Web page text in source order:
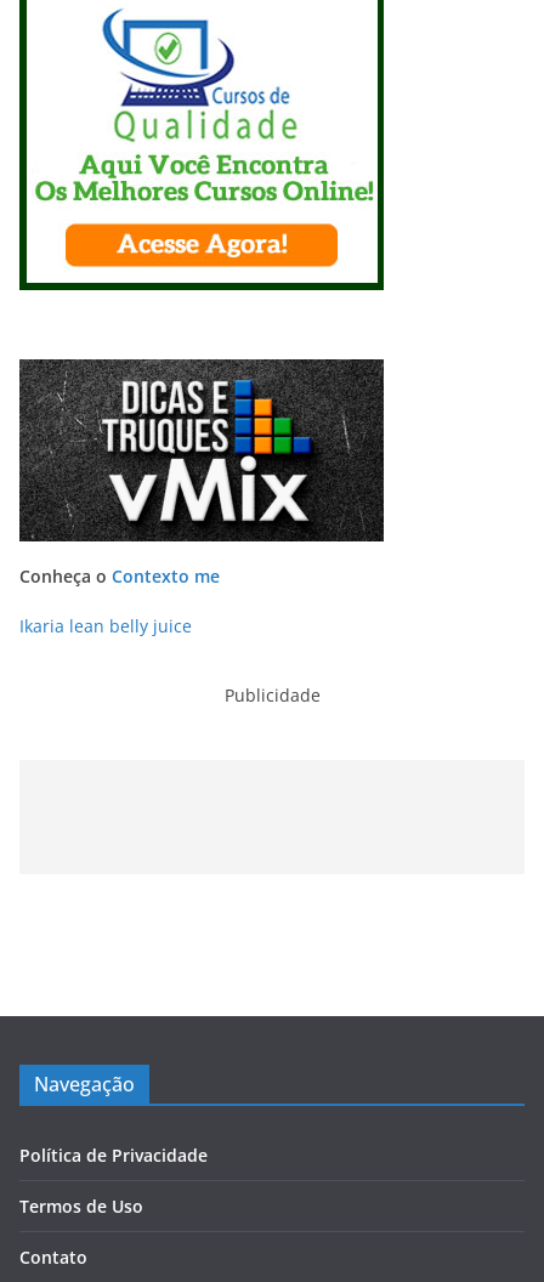
Conheça o Contexto me
Ikaria lean belly juice
Publicidade
Navegação
Política de Privacidade
Termos de Uso
Contato